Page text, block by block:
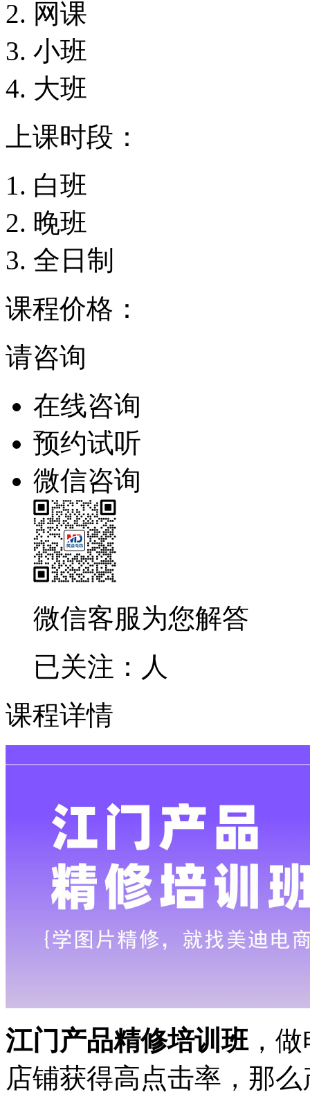
网课
小班
大班
上课时段：
白班
晚班
全日制
课程价格：
请咨询
在线咨询
预约试听
微信咨询
微信客服为您解答
已关注： 人
课程详情
江门产品精修培训班，做
店铺获得高点击率，那